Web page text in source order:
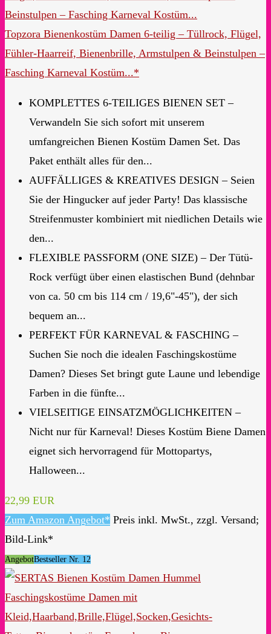
Topzora Bienenkostüm Damen 6-teilig – Tüllrock, Flügel,
Fühler-Haarreif, Bienenbrille, Armstulpen & Beinstulpen –
Fasching Karneval Kostüm...*
KOMPLETTES 6-TEILIGES BIENEN SET –
Verwandeln Sie sich sofort mit unserem
umfangreichen Bienen Kostüm Damen Set. Das
Paket enthält alles für den...
AUFFÄLLIGES & KREATIVES DESIGN – Seien
Sie der Hingucker auf jeder Party! Das klassische
Streifenmuster kombiniert mit niedlichen Details wie
den...
FLEXIBLE PASSFORM (ONE SIZE) – Der Tütü-
Rock verfügt über einen elastischen Bund (dehnbar
von ca. 50 cm bis 114 cm / 19,6"-45"), der sich
bequem an...
PERFEKT FÜR KARNEVAL & FASCHING –
Suchen Sie noch die idealen Faschingskostüme
Damen? Dieses Set bringt gute Laune und lebendige
Farben in die fünfte...
VIELSEITIGE EINSATZMÖGLICHKEITEN –
Nicht nur für Karneval! Dieses Kostüm Biene Damen
eignet sich hervorragend für Mottopartys,
Halloween...
22,99 EUR
Zum Amazon Angebot* Preis inkl. MwSt., zzgl. Versand;
Bild-Link*
AngebotBestseller Nr. 12